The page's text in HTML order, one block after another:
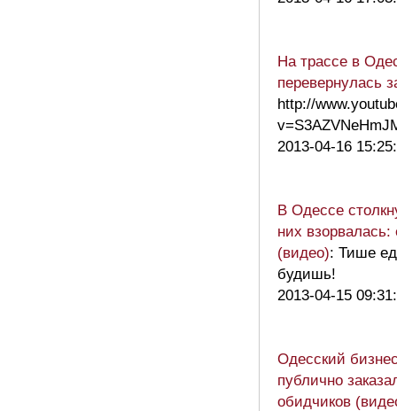
На трассе в
перевернулась
http://
2013-04-16
В Одессе
них
(видео): Тише
будишь!
2013-04-15
Одесский
публично
обидчиков